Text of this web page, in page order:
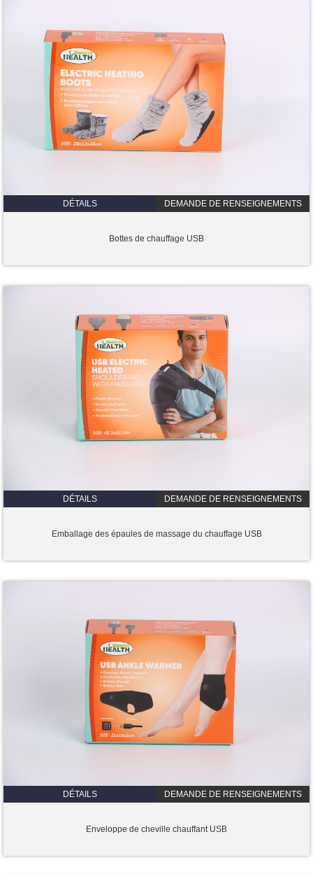
DÉTAILS DEMANDE DE RENSEIGNEMENTS
Bottes de chauffage USB
DÉTAILS DEMANDE DE RENSEIGNEMENTS
Emballage des épaules de massage du chauffage USB
DÉTAILS DEMANDE DE RENSEIGNEMENTS
Enveloppe de cheville chauffant USB